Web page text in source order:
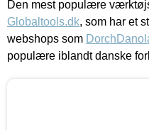
Den mest populære
Globaltools.dk, som har et
webshops som
populære iblandt danske